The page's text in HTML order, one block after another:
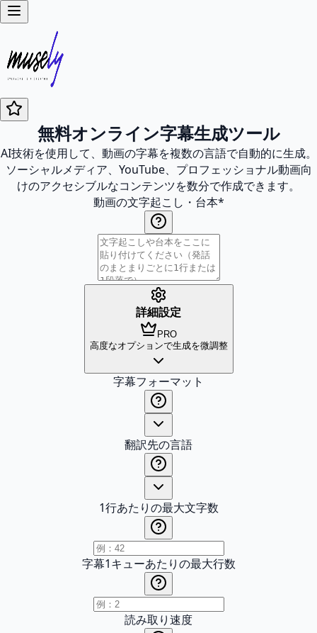
無料オンライン字幕生成ツール
AI技術を使用して、動画の字幕を複数の言語で自動的に生成。
ソーシャルメディア、YouTube、プロフェッショナル動画向
けのアクセシブルなコンテンツを数分で作成できます。
動画の文字起こし・台本*
詳細設定
PRO
高度なオプションで生成を微調整
字幕フォーマット
翻訳先の言語
1行あたりの最大文字数
字幕1キューあたりの最大行数
読み取り速度